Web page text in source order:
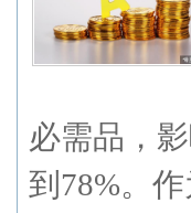
必需品，
到78%。